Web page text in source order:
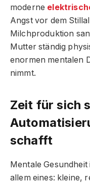
moderne
Angst vor dem
Milchproduktion
Mutter ständig
enormen mentalen
nimmt.
Zeit für sich
schafft
Mentale
allem eines: kleine,